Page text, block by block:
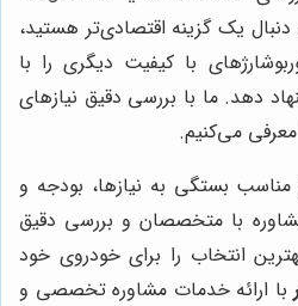
با کیفیت دیگری را با
دهد. ما با بررسی دقیق نیازهای
معرفی می‌کنیم.
مناسب بستگی به نیازها، بودجه و
با متخصصان و بررسی دقیق
انتخاب را برای خودروی خود
با ارائه خدمات مشاوره تخصصی و